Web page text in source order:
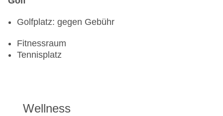
Golfplatz: gegen Gebühr
Fitnessraum
Tennisplatz
Wellness